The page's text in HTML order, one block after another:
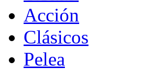
Acción
Clásicos
Pelea